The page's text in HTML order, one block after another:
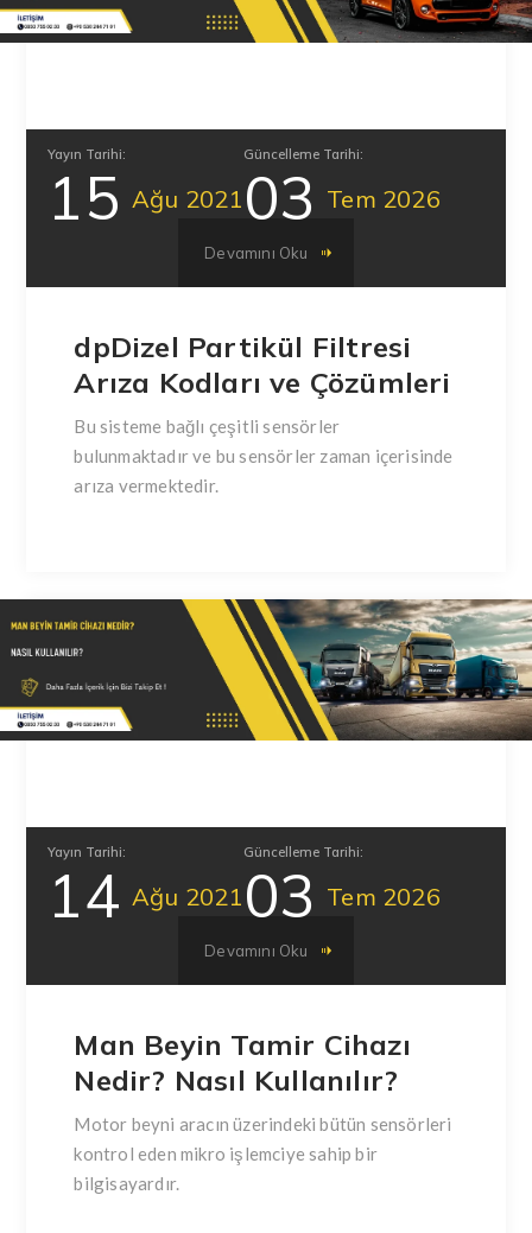
Yayın Tarihi:
15 Ağu 2021
Güncelleme Tarihi:
03 Tem 2026
Devamını Oku
dpDizel Partikül Filtresi
Arıza Kodları ve Çözümleri
Bu sisteme bağlı çeşitli sensörler
bulunmaktadır ve bu sensörler zaman içerisinde
arıza vermektedir.
Yayın Tarihi:
14 Ağu 2021
Güncelleme Tarihi:
03 Tem 2026
Devamını Oku
Man Beyin Tamir Cihazı
Nedir? Nasıl Kullanılır?
Motor beyni aracın üzerindeki bütün sensörleri
kontrol eden mikro işlemciye sahip bir
bilgisayardır.